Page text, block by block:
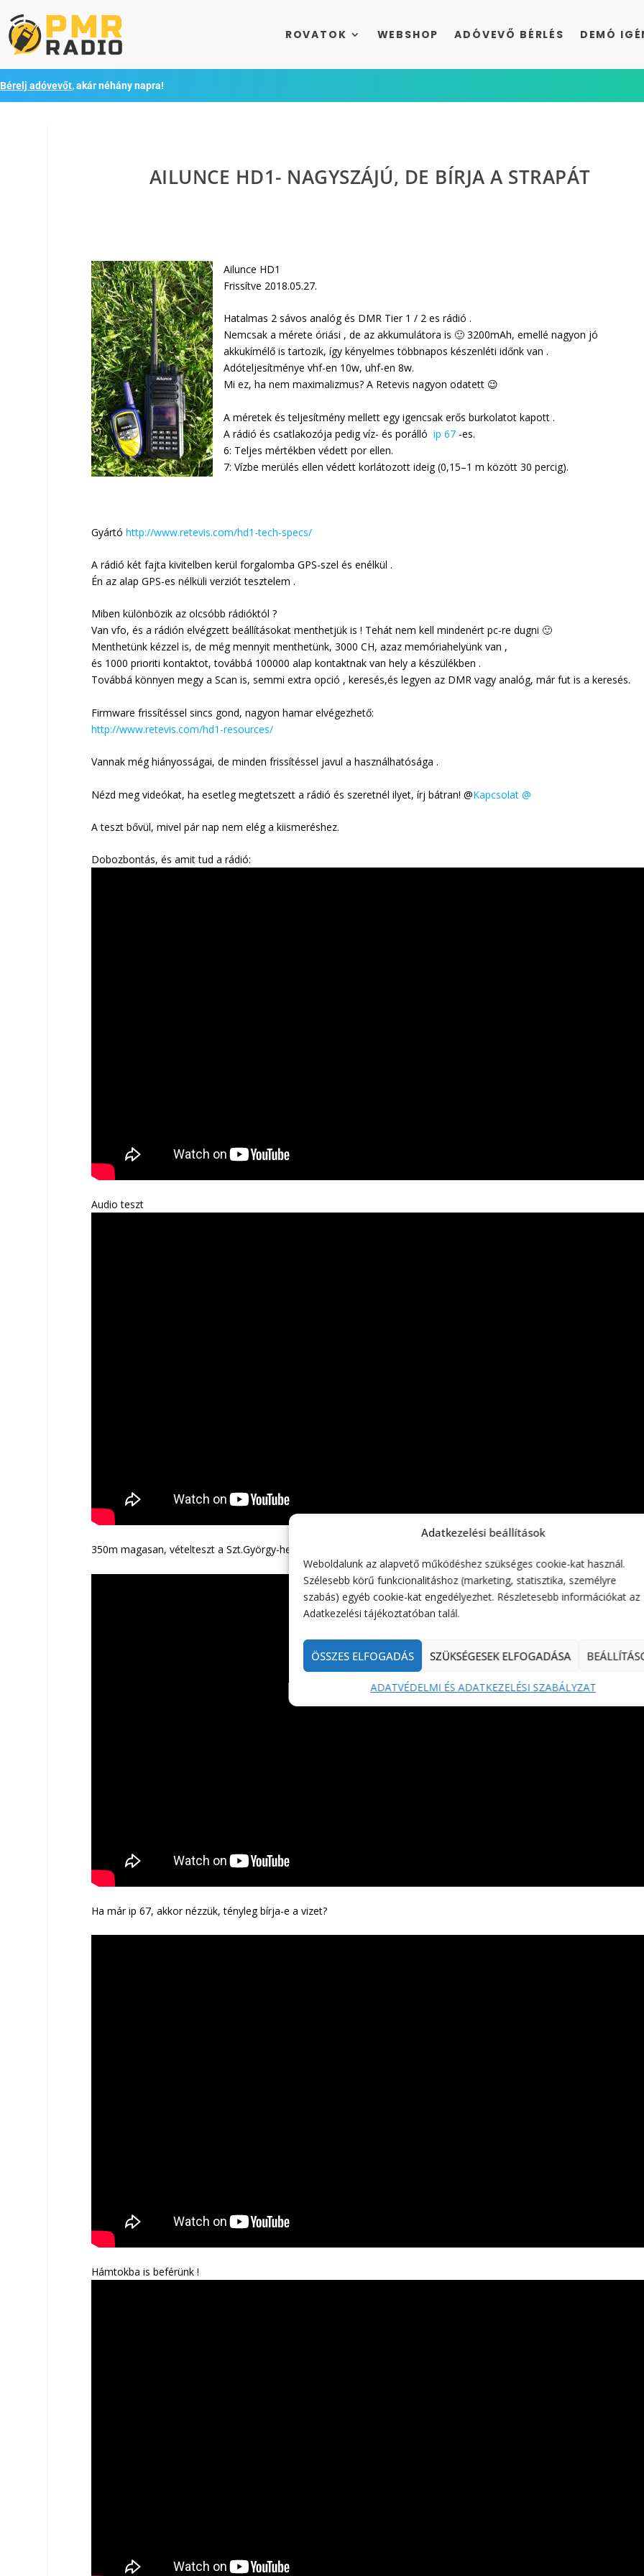
Adatkezelési beállítások
Weboldalunk az alapvető működéshez szükséges cookie-kat használ.
Szélesebb körű funkcionalitáshoz (marketing, statisztika, személyre
szabás) egyéb cookie-kat engedélyezhet. Részletesebb információkat az
Adatkezelési tájékoztatóban talál.
ÖSSZES ELFOGADÁS SZÜKSÉGESEK ELFOGADÁSA
ADATVÉDELMI ÉS ADATKEZELÉSI SZABÁLYZAT
ROVATOK WEBSHOP ADÓVEVŐ BÉRLÉS DEMÓ
Bérelj adóvevőt, akár néhány napra!
AILUNCE HD1- NAGYSZÁJÚ, DE BÍRJA A STRAPÁT
Ailunce HD1
Frissítve 2018.05.27.
Hatalmas 2 sávos analóg és DMR Tier 1 / 2 es rádió .
Nemcsak a mérete óriási , de az akkumulátora is 🙂 3200mAh, emellé nagyon jó
akkukímélő is tartozik, így kényelmes többnapos készenléti időnk van .
Adóteljesítménye vhf-en 10w, uhf-en 8w.
Mi ez, ha nem maximalizmus? A Retevis nagyon odatett 😉
A méretek és teljesítmény mellett egy igencsak erős burkolatot kapott .
A rádió és csatlakozója pedig víz- és porállóip 67 -es.
6: Teljes mértékben védett por ellen.
7: Vízbe merülés ellen védett korlátozott ideig (0,15–1 m között 30 percig).
Gyártóhttp://www.retevis.com/hd1-tech-specs/
A rádió két fajta kivitelben kerül forgalomba GPS-szel és enélkül .
Én az alap GPS-es nélküli verziót tesztelem .
Miben különbözik az olcsóbb rádióktól ?
Van vfo, és a rádión elvégzett beállításokat menthetjük is ! Tehát nem kell mindenért pc-re dugni 🙂
Menthetünk kézzel is, de még mennyit menthetünk, 3000 CH, azaz memóriahelyünk van ,
és 1000 prioriti kontaktot, továbbá 100000 alap kontaktnak van hely a készülékben .
Továbbá könnyen megy a Scan is, semmi extra opció , keresés,és legyen az DMR vagy analóg, már fut is a keresés.
Firmware frissítéssel sincs gond, nagyon hamar elvégezhető:
http://www.retevis.com/hd1-resources/
Vannak még hiányosságai, de minden frissítéssel javul a használhatósága .
Nézd meg videókat, ha esetleg megtetszett a rádió és szeretnél ilyet, írj bátran! @Kapcsolat @
A teszt bővül, mivel pár nap nem elég a kiismeréshez.
Dobozbontás, és amit tud a rádió:
Audio teszt
350m magasan, vételteszt a Szt.György-hegyen a túrista háznál.
Ha már ip 67, akkor nézzük, tényleg bírja-e a vizet?
Hámtokba is beférünk !